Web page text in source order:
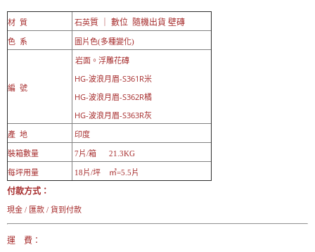
材 質 石英質 ｜ 數位 隨機出貨 壁磚
色 系 圖片色(多種變化)
編 號
岩面。浮雕花磚
HG-波浪月眉-S361R米
HG-波浪月眉-S362R橘
HG-波浪月眉-S363R灰
產 地 印度
裝箱數量 7片/箱 21.3KG
每坪用量 18片/坪 ㎡=5.5片
付款方式：
現金 / 匯款 / 貨到付款
運 費：